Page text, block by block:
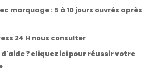
marquage : 5 à 10 jours ouvrés après
24 H nous consulter
d'aide ? cliquez ici pour réussir votre